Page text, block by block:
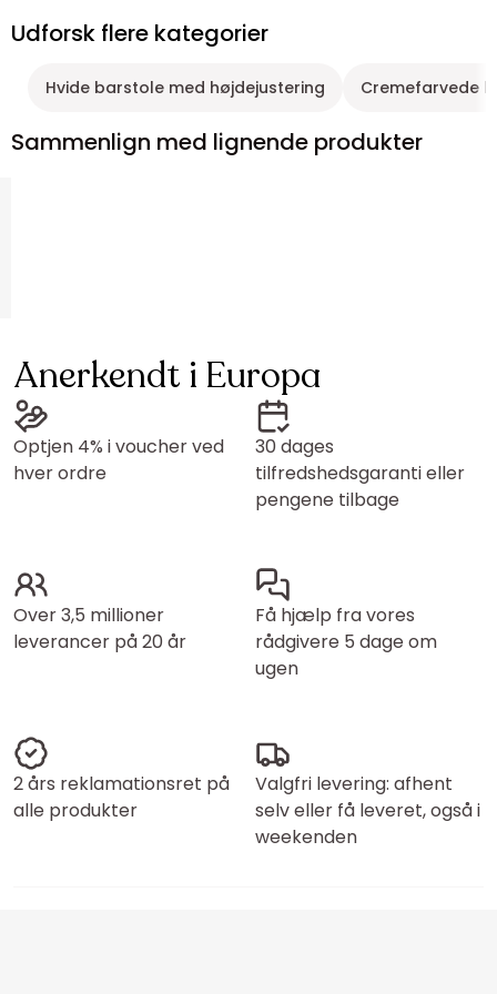
Udforsk flere kategorier
Hvide barstole med højdejustering Cremefarvede
Sammenlign med lignende produkter
Anerkendt i Europa
Optjen 4% i voucher ved
hver ordre
30 dages
tilfredshedsgaranti eller
pengene tilbage
Over 3,5 millioner
leverancer på 20 år
Få hjælp fra vores
rådgivere 5 dage om
ugen
2 års reklamationsret på
alle produkter
Valgfri levering: afhent
selv eller få leveret, også i
weekenden